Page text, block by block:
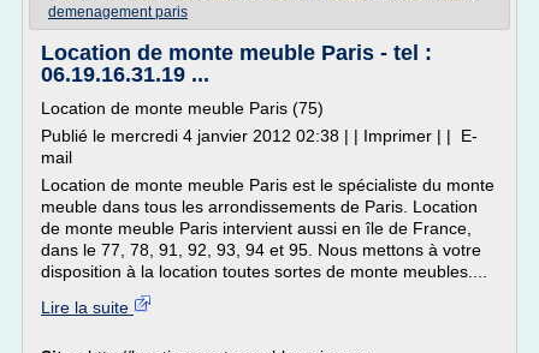
demenagement paris
Location de monte meuble Paris - tel :
06.19.16.31.19 ...
Location de monte meuble Paris (75)
Publié le mercredi 4 janvier 2012 02:38 | | Imprimer | | E-
mail
Location de monte meuble Paris est le spécialiste du monte
meuble dans tous les arrondissements de Paris. Location
de monte meuble Paris intervient aussi en île de France,
dans le 77, 78, 91, 92, 93, 94 et 95. Nous mettons à votre
disposition à la location toutes sortes de monte meubles....
Lire la suite